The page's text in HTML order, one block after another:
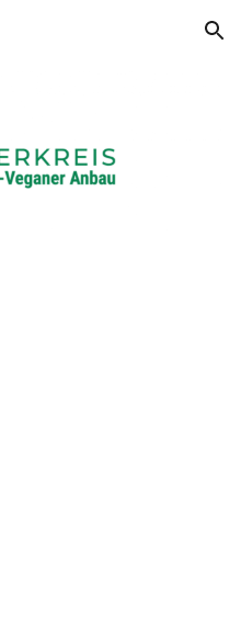
Skip to navigation